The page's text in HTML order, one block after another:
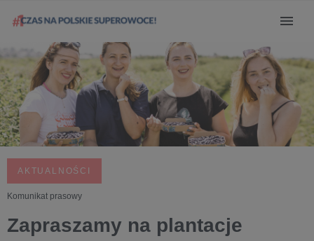
AKTUALNOŚCI
Komunikat prasowy
Zapraszamy na plantacje